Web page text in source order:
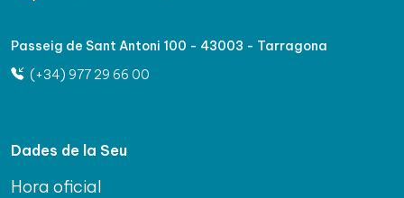
Passeig de Sant Antoni 100 - 43003 - Tarragona
(+34) 977 29 66 00
Dades de la Seu
Hora oficial